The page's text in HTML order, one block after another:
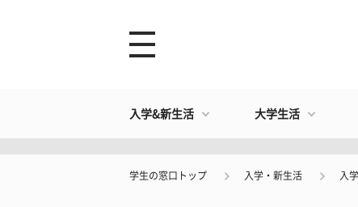
入学&新生活 大学生活
学生の窓口トップ 入学・新生活 入